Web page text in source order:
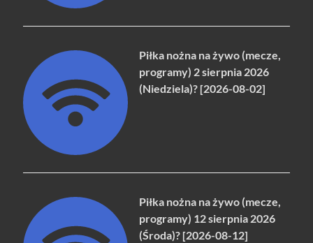
Piłka nożna na żywo (mecze,
programy) 2 sierpnia 2026
(Niedziela)? [2026-08-02]
Piłka nożna na żywo (mecze,
programy) 12 sierpnia 2026
(Środa)? [2026-08-12]